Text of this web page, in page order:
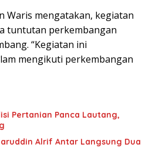
Waris mengatakan, kegiatan
tuntutan perkembangan
“Kegiatan ini
mengikuti perkembangan
Pertanian Panca Lautang,
Alrif Antar Langsung Dua